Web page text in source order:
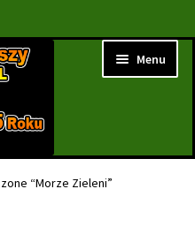
Menu
“Morze Zieleni”